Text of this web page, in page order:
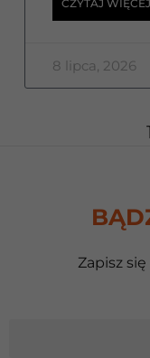
CZYTAJ WIĘCEJ
8 lipca, 2026
1
Zapisz